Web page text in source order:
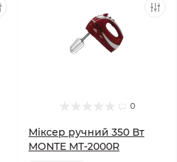
0
Міксер ручний 350 Вт
MONTE MT-2000R